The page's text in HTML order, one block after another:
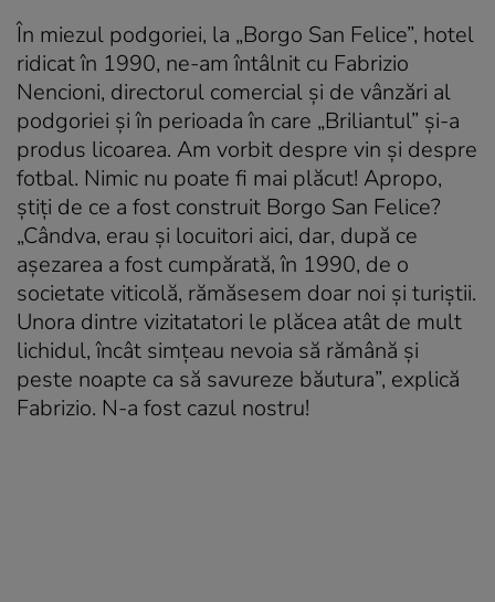
În miezul podgoriei, la „Borgo San Felice”, hotel
ridicat în 1990, ne-am întâlnit cu Fabrizio
Nencioni, directorul comercial şi de vânzări al
podgoriei şi în perioada în care „Briliantul” şi-a
produs licoarea. Am vorbit despre vin şi despre
fotbal. Nimic nu poate fi mai plăcut! Apropo,
ştiţi de ce a fost construit Borgo San Felice?
„Cândva, erau şi locuitori aici, dar, după ce
aşezarea a fost cumpărată, în 1990, de o
societate viticolă, rămăsesem doar noi şi turiştii.
Unora dintre vizitatatori le plăcea atât de mult
lichidul, încât simţeau nevoia să rămână şi
peste noapte ca să savureze băutura”, explică
Fabrizio. N-a fost cazul nostru!